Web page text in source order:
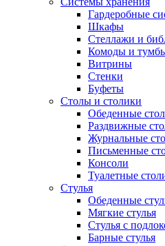
Гардеробные
Шкафы
Стеллажи и
Комоды и
Витрины
Стенки
Буфеты
Столы и столики
Обеденные
Раздвижные
Журнальные
Письменные
Консоли
Туалетные
Стулья
Обеденные
Мягкие стулья
Стулья с
Барные стулья